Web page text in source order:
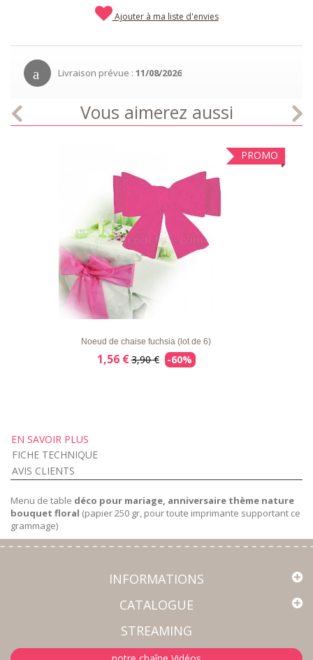
Ajouter à ma liste d'envies
Livraison prévue : 11/08/2026
Vous aimerez aussi
PROMO
LISTE
D'ENVIE
APERÇU RAPIDE
Noeud de chaise fuchsia (lot de 6)
1,56 €3,90 € -60%
EN SAVOIR PLUS
FICHE TECHNIQUE
AVIS CLIENTS
Menu de table déco pour mariage, anniversaire thème nature
bouquet floral (papier 250 gr, pour toute imprimante supportant ce
grammage)
INFORMATIONS
CATALOGUE
STREAMING